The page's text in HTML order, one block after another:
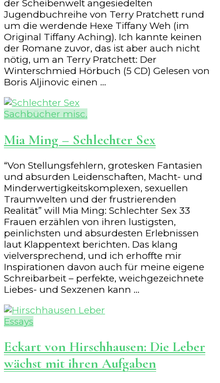
der Scheibenwelt angesiedelten
Jugendbuchreihe von Terry Pratchett rund
um die werdende Hexe Tiffany Weh (im
Original Tiffany Aching). Ich kannte keinen
der Romane zuvor, das ist aber auch nicht
nötig, um an Terry Pratchett: Der
Winterschmied Hörbuch (5 CD) Gelesen von
Boris Aljinovic einen …
Sachbücher misc.
Mia Ming – Schlechter Sex
“Von Stellungsfehlern, grotesken Fantasien
und absurden Leidenschaften, Macht- und
Minderwertigkeitskomplexen, sexuellen
Traumwelten und der frustrierenden
Realität” will Mia Ming: Schlechter Sex 33
Frauen erzählen von ihren lustigsten,
peinlichsten und absurdesten Erlebnissen
laut Klappentext berichten. Das klang
vielversprechend, und ich erhoffte mir
Inspirationen davon auch für meine eigene
Schreibarbeit – perfekte, weichgezeichnete
Liebes- und Sexzenen kann …
Essays
Eckart von Hirschhausen: Die Leber
wächst mit ihren Aufgaben